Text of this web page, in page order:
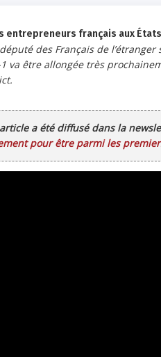
entrepreneurs français aux
des Français de
va être allongée très
a été diffusé dans la
pour être parmi les